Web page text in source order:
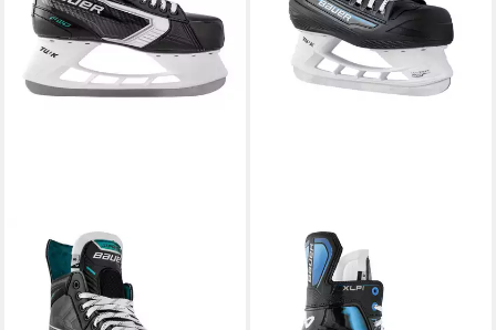
BAUER
Schlittschuhe Schlittschuhe
Supreme F20 Senior
225,95 € UVP249,95 €
BAUER
Schlittschuhe Schlittschuhe X-
LP 2.0 Senior
137,95 € UVP149,95 €